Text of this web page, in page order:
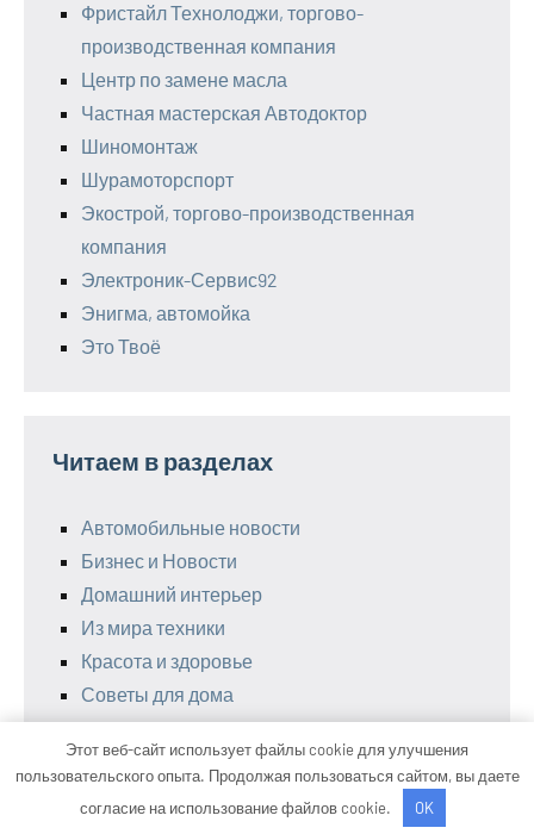
Фристайл Технолоджи, торгово-
производственная компания
Центр по замене масла
Частная мастерская Автодоктор
Шиномонтаж
Шурамоторспорт
Экострой, торгово-производственная
компания
Электроник-Сервис92
Энигма, автомойка
Это Твоё
Читаем в разделах
Автомобильные новости
Бизнес и Новости
Домашний интерьер
Из мира техники
Красота и здоровье
Советы для дома
Тема WordPress: Occasio от ThemeZee.
Этот веб-сайт использует файлы cookie для улучшения
пользовательского опыта. Продолжая пользоваться сайтом, вы даете
согласие на использование файлов cookie.
OK